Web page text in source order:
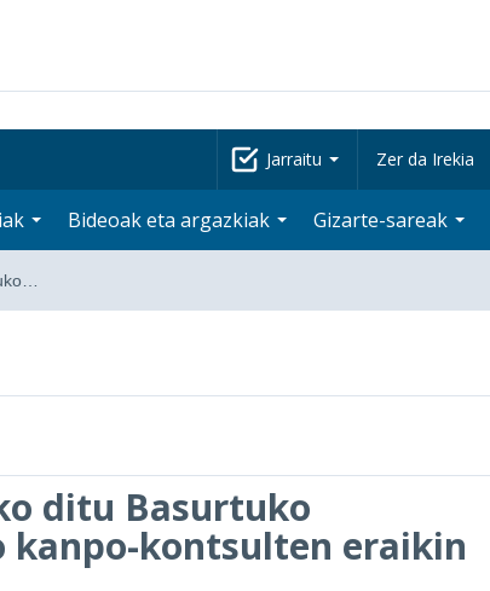
Jarraitu Zer da Irekia
Bideoak eta argazkiak Gizarte-sareak
ditu Basurtuko
kontsulten eraikin